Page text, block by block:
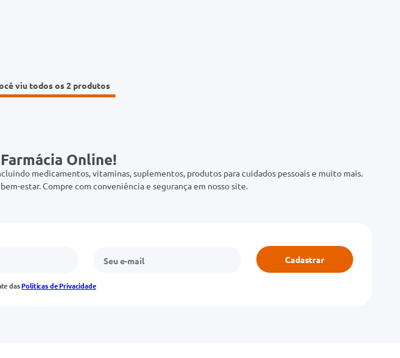
viu todos os 2
Online!
medicamentos, vitaminas, suplementos, produtos para cuidados pessoais e muito mais.
estar. Compre com conveniência e segurança em nosso site.
dasPolíticas de Privacidade
Cadastrar